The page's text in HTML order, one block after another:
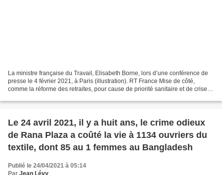
La ministre française du Travail, Elisabeth Borne, lors d’une conférence de
presse le 4 février 2021, à Paris (illustration). RT France Mise de côté,
comme la réforme des retraites, pour cause de priorité sanitaire et de crise
Le 24 avril 2021, il y a huit ans, le crime odieux
de Rana Plaza a coûté la vie à 1134 ouvriers du
textile, dont 85 au 1 femmes au Bangladesh
Publié le 24/04/2021 à 05:14
Par Jean Lévy